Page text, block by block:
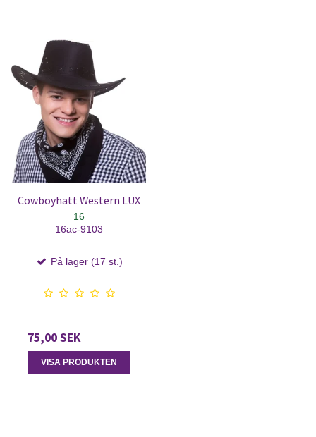
Cowboyhatt Western LUX
16
16ac-9103
På lager (17 st.)
75,00 SEK
VISA PRODUKTEN